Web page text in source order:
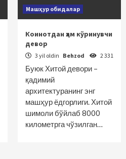
Машҳур обидалар
Коинотдан ҳам кўринувчи
девор
3 yil oldin Behzod 2 331
Буюк Хитой девори –
қадимий
архитектуранинг энг
машҳур ёдгорлиги. Хитой
шимоли бўйлаб 8000
километрга чўзилган…